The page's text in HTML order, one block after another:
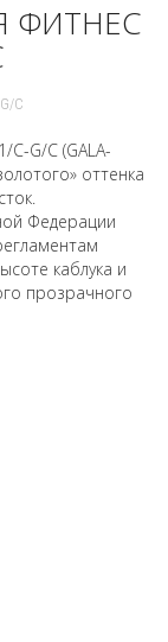
ФИТНЕС
C
C-G/C (GALA-
оттенка
Федерации
каблука и
прозрачного